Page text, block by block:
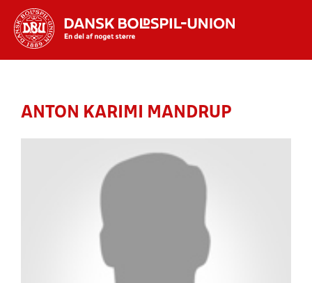
ANTON KARIMI MANDRUP